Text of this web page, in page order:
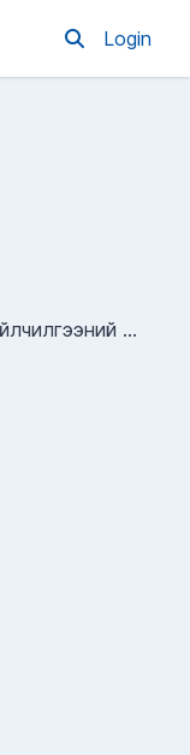
Login
CallPro Voice үйлчилгээний заавар